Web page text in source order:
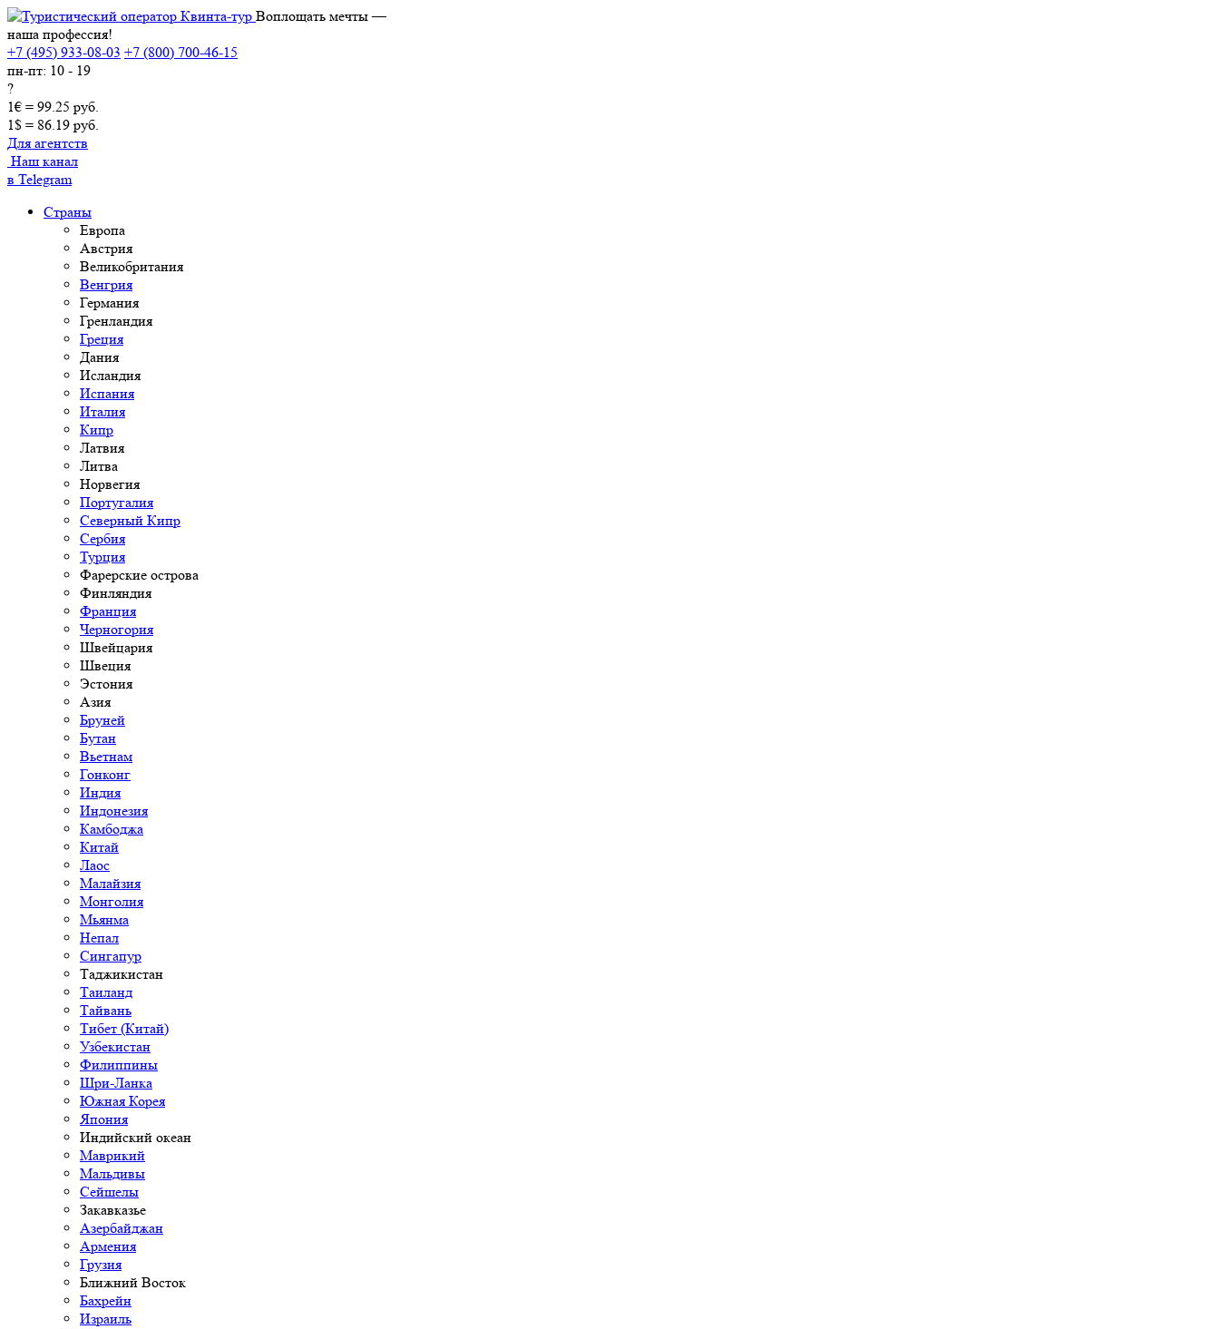
Воплощать мечты —
наша профессия!
+7 (495) 933-08-03 +7 (800) 700-46-15
пн-пт: 10 - 19
?
1€ = 99.25 руб.
1$ = 86.19 руб.
Для агентств
Наш канал
в Telegram
Страны
Европа
Австрия
Великобритания
Венгрия
Германия
Гренландия
Греция
Дания
Исландия
Испания
Италия
Кипр
Латвия
Литва
Норвегия
Португалия
Северный Кипр
Сербия
Турция
Фарерские острова
Финляндия
Франция
Черногория
Швейцария
Швеция
Эстония
Азия
Бруней
Бутан
Вьетнам
Гонконг
Индия
Индонезия
Камбоджа
Китай
Лаос
Малайзия
Монголия
Мьянма
Непал
Сингапур
Таджикистан
Таиланд
Тайвань
Тибет (Китай)
Узбекистан
Филиппины
Шри-Ланка
Южная Корея
Япония
Индийский океан
Маврикий
Мальдивы
Сейшелы
Закавказье
Азербайджан
Армения
Грузия
Ближний Восток
Бахрейн
Израиль